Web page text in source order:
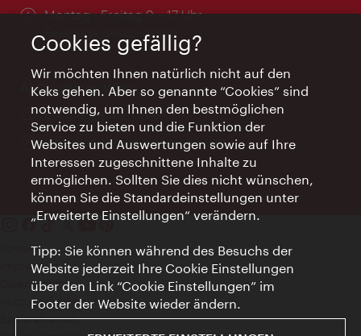
Öffnungszeiten:
Montag - Freitag 9 – 17 Uhr
Feiertags geschlossen
AI Concierge Wien
Ort:
concierge.wien.info
Öffnungszeiten:
Informationen rund um die Uhr
Kontakt
Impressum
Datenschutz
Nutzungsbedingungen
Barrierefreiheit
Cookies gefällig?
Wir möchten Ihnen natürlich nicht auf den
Keks gehen. Aber so genannte “Cookies” sind
notwendig, um Ihnen den bestmöglichen
Service zu bieten und die Funktion der
Websites und Auswertungen sowie auf Ihre
Interessen zugeschnittene Inhalte zu
ermöglichen. Sollten Sie dies nicht wünschen,
können Sie die Standardeinstellungen unter
„Erweiterte Einstellungen“ verändern.
Tipp: Sie können während des Besuchs der
Website jederzeit Ihre Cookie Einstellungen
über den Link “Cookie Einstellungen” im
Footer der Website wieder ändern.